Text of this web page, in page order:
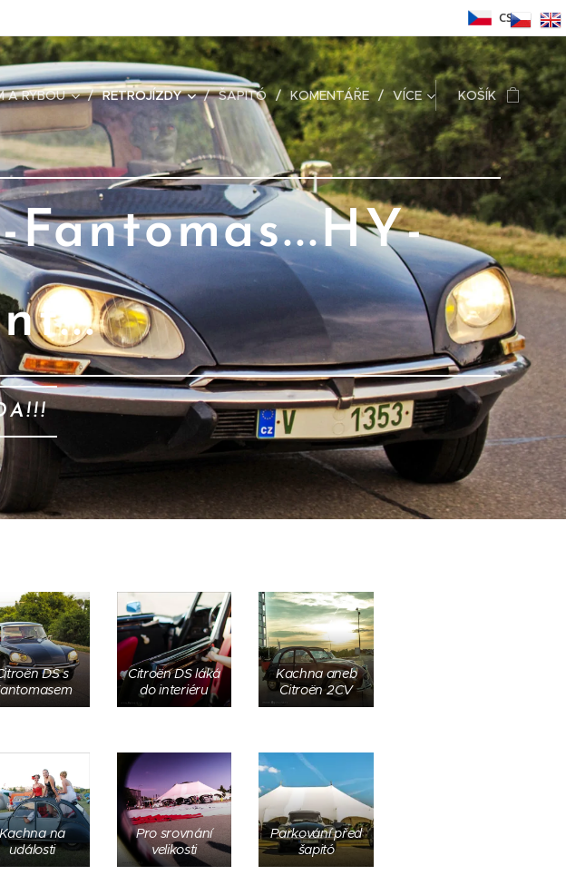
CS
A RYBOU RETROJÍZDY ŠAPITÓ KOMENTÁŘE VÍCE KOŠÍK
Fantomas...HY-
DS s
Citroën DS láká
do interiéru
Kachna aneb
Citroën 2CV
na
události
Pro srovnání
velikosti
Parkování před
šapitó